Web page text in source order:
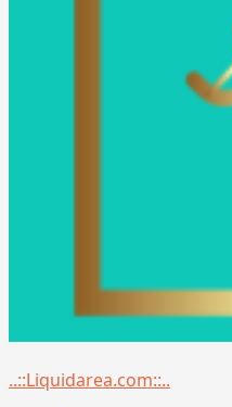
Menu
..::Liquidarea.com::..